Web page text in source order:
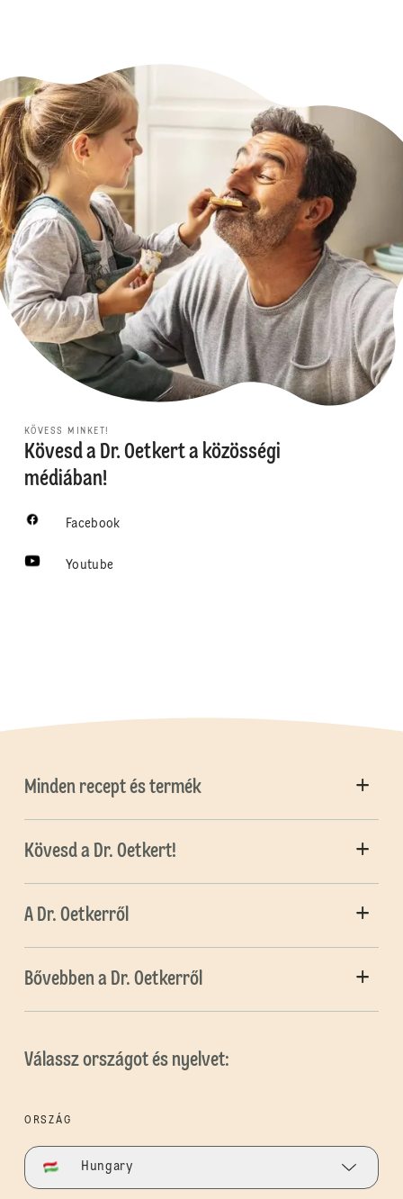
KÖVESS MINKET!
Kövesd a Dr. Oetkert a közösségi
médiában!
Facebook
Youtube
Minden recept és termék
Kövesd a Dr. Oetkert!
A Dr. Oetkerről
Bővebben a Dr. Oetkerről
Válassz országot és nyelvet:
ORSZÁG
Hungary